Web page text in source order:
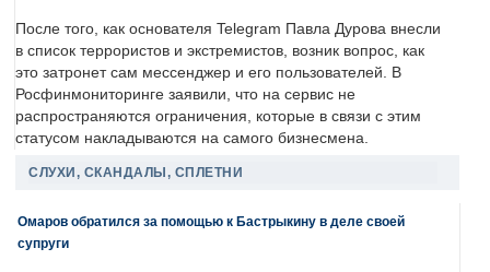
После того, как основателя Telegram Павла Дурова внесли
в список террористов и экстремистов, возник вопрос, как
это затронет сам мессенджер и его пользователей. В
Росфинмониторинге заявили, что на сервис не
распространяются ограничения, которые в связи с этим
статусом накладываются на самого бизнесмена.
СЛУХИ, СКАНДАЛЫ, СПЛЕТНИ
Омаров обратился за помощью к Бастрыкину в деле своей
супруги